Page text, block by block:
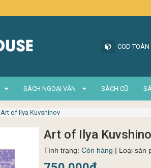
COD TOÀN
SÁCH NGOẠI VĂN SÁCH CŨ
Art of Ilya Kuvshinov
Art of Ilya
Tình trạng: Còn hàng | Loại sản